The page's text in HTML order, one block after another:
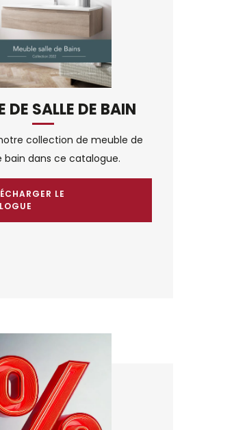
DE SALLE DE BAIN
collection de meuble de
bain dans ce catalogue.
LE